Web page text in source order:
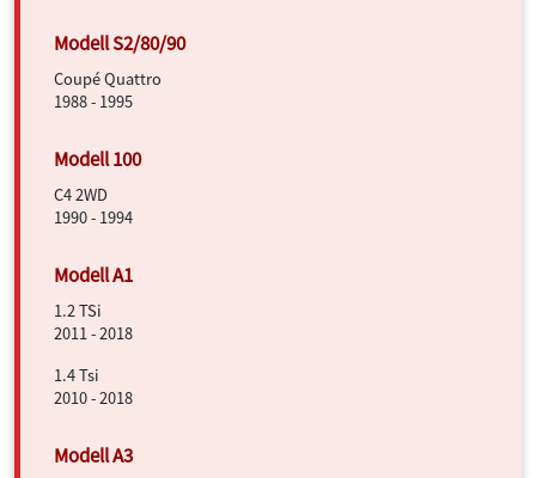
Coupé Quattro
1988 - 1995
C4 2WD
1990 - 1994
1.2 TSi
2011 - 2018
1.4 Tsi
2010 - 2018